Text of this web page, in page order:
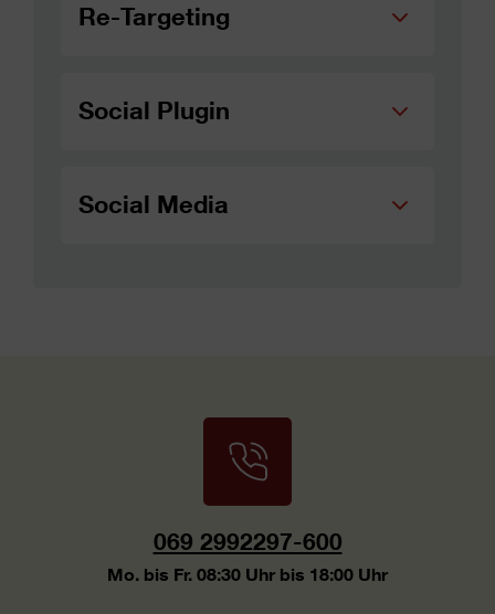
Re-Targeting
Social Plugin
Social Media
069 2992297-600
Mo. bis Fr. 08:30 Uhr bis 18:00 Uhr